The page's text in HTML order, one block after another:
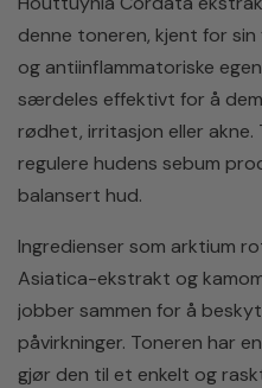
denne toneren, kjent for
og antiinflammatoriske
særdeles effektivt for å
rødhet, irritasjon eller
regulere hudens sebum
balansert hud.
Ingredienser som arktium
Asiatica-ekstrakt og
jobber sammen for å
påvirkninger. Toneren har
gjør den til et enkelt og